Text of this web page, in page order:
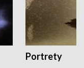
Portrety